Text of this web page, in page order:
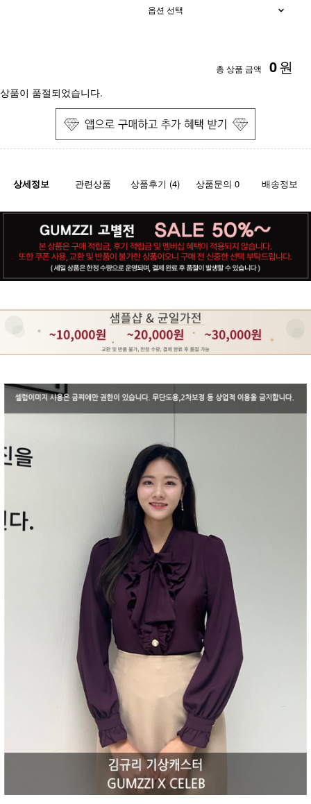
총 상품 금액 0원
상품이 품절되었습니다.
상세정보 관련상품 상품후기 (4) 상품문의 0 배송정보